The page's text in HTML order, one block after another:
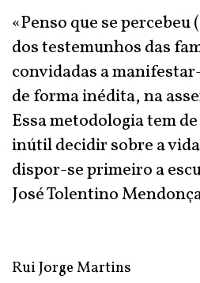
«Penso que se
dos testemunhos das
convidadas a
de forma inédita, na
Essa metodologia tem
inútil decidir sobre a
dispor-se primeiro a
José Tolentino
Rui Jorge Martins